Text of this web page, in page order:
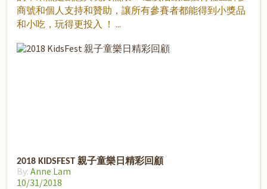
商號和個人支持和贊助，讓所有參賽者都能得到小獎品
和小吃，玩得更投入 ！
2018 KIDSFEST 親子童樂日精彩回顧
By: Anne Lam
10/31/2018